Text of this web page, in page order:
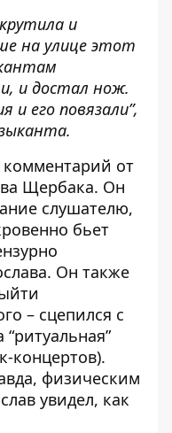
и
на улице этот
и достал нож.
и его повязали”,
комментарий от
Щербака. Он
слушателю,
бьет
Он также
– сцепился с
концертов).
физическим
увидел, как